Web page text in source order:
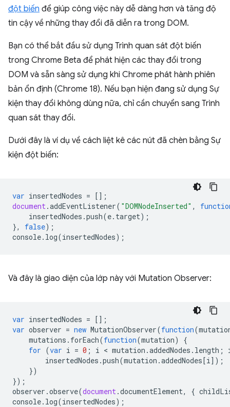
đột biến để giúp công việc này dễ dàng hơn và tăng độ
tin cậy về những thay đổi đã diễn ra trong DOM.
Bạn có thể bắt đầu sử dụng Trình quan sát đột biến
trong Chrome Beta để phát hiện các thay đổi trong
DOM và sẵn sàng sử dụng khi Chrome phát hành phiên
bản ổn định (Chrome 18). Nếu bạn hiện đang sử dụng Sự
kiện thay đổi không dùng nữa, chỉ cần chuyển sang Trình
quan sát thay đổi.
Dưới đây là ví dụ về cách liệt kê các nút đã chèn bằng Sự
kiện đột biến:
var insertedNodes = [];
document.addEventListener( "DOMNodeInserted" ,
insertedNodes .push(e. target);
},
false);
console. log(insertedNodes);
Và đây là giao diện của lớp này với Mutation Observer:
var insertedNodes = [];
var observer = new MutationObserver(function(
mutations . forEach(function(mutation)
{
for (var i = 0 ; i < mutation .addedNodes . length ;
insertedNodes .push(mutation .addedNodes[i]);
})
});
observer .observe(document.documentElement, {
console. log(insertedNodes);